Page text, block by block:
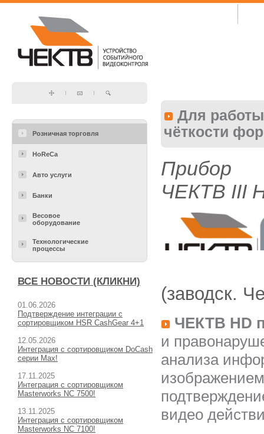
Розничная торговля
HoReCa
Авто услуги
Банки
Весовое
оборудование
Технологические
процессы
ВСЕ НОВОСТИ (КЛИКНИ)
01.06.2026
Подтверждение интеграции с
сортировщиком HSR CashGear 4+1
12.05.2026
Интеграция с сортировщиком DoCash
серии Max!
17.11.2025
Интеграция с сортировщиком
Masterworks NC 7500!
13.11.2025
Интеграция с сортировщиком
Masterworks NC 7100!
Для
чёткости
Прибор
ЧЕКТВ III
(заводск.
ЧЕКТВ HD
и
анализа
видео